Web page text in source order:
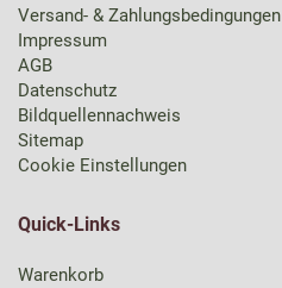
Versand- & Zahlungsbedingungen
Impressum
AGB
Datenschutz
Bildquellennachweis
Sitemap
Cookie Einstellungen
Quick-Links
Warenkorb